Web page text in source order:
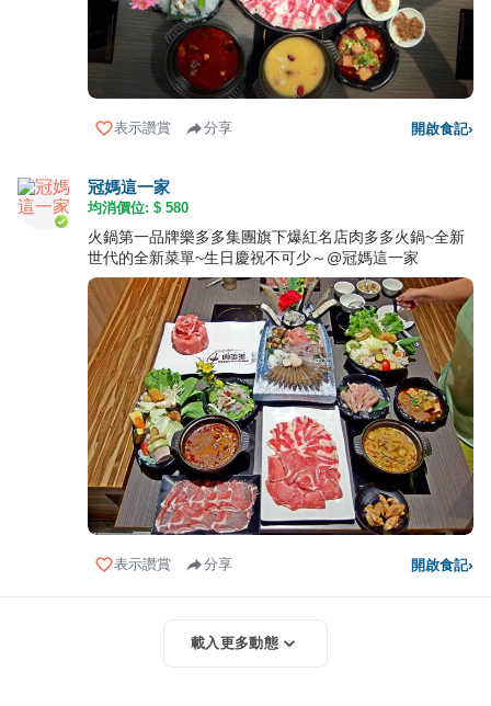
表示讚賞 分享 開啟食記›
冠媽這一家
均消價位: $ 580
火鍋第一品牌樂多多集團旗下爆紅名店肉多多火鍋~全新
世代的全新菜單~生日慶祝不可少～@冠媽這一家
表示讚賞 分享 開啟食記›
載入更多動態